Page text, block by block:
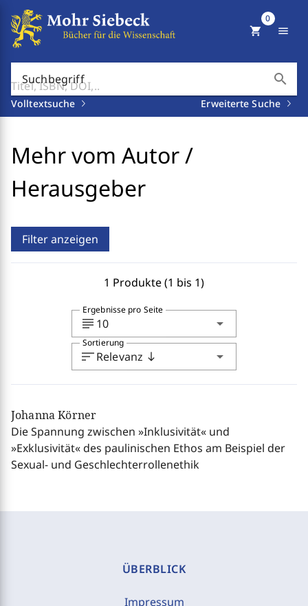
Suchbegriff search
Volltextsuche Erweiterte Suche
shopping_cart
0
menu
Mehr vom Autor /
Herausgeber
Filter anzeigen
1 Produkte (1 bis 1)
subject 10 arrow_drop_down
Ergebnisse pro Seite
sortRelevanz south arrow_drop_down
Sortierung
Johanna Körner
Die Spannung zwischen »Inklusivität« und
»Exklusivität« des paulinischen Ethos am Beispiel der
Sexual- und Geschlechterrollenethik
ÜBERBLICK
Impressum